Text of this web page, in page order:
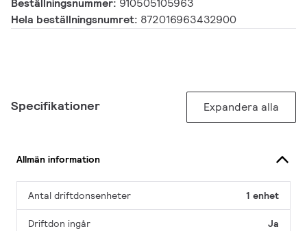
Beställningsnummer: 910505105963
Hela beställningsnumret: 872016963432900
Specifikationer Expandera alla
Allmän information
Antal driftdonsenheter 1 enhet
Driftdon ingår Ja